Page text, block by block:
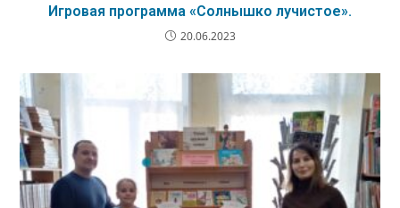
Игровая программа «Солнышко лучистое».
20.06.2023